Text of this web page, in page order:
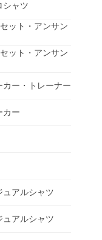
シャツ
ット・アンサン
ット・アンサン
カー・トレーナー
カー
ュアルシャツ
ュアルシャツ